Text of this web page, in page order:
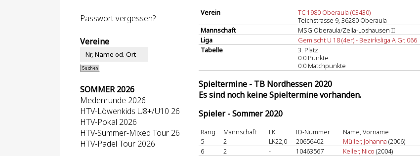
Passwort vergessen?
Vereine
SOMMER 2026
Medenrunde 2026
HTV-Löwenkids U8+/U10 26
HTV-Pokal 2026
HTV-Summer-Mixed Tour 26
HTV-Padel Tour 2026
Verein
TC 1980 Oberaula (03430)
Teichstrasse 9, 36280 Oberaula
Mannschaft
MSG Oberaula/Zella-Loshausen II
Liga
Gemischt U 18 (4er) - Bezirksliga A Gr. 066
Tabelle
3. Platz
0:0 Punkte
0:0 Matchpunkte
Spieltermine - TB Nordhessen 2020
Es sind noch keine Spieltermine vorhanden.
Spieler - Sommer 2020
Rang Mannschaft LK ID-Nummer Name, Vorname
5
2 LK22,0 20656402 Müller, Johanna (2006)
6
2 - 10463567 Keller, Nico (2004)